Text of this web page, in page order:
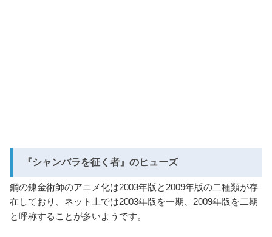
『シャンバラを征く者』のヒューズ
鋼の錬金術師のアニメ化は2003年版と2009年版の二種類が存
在しており、ネット上では2003年版を一期、2009年版を二期
と呼称することが多いようです。